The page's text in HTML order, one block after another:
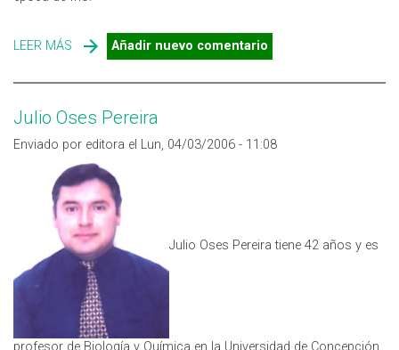
LEER MÁS SOBRE AVISPAS
Añadir nuevo comentario
Julio Oses Pereira
Enviado por editora el Lun, 04/03/2006 - 11:08
Julio Oses Pereira tiene 42 años y es